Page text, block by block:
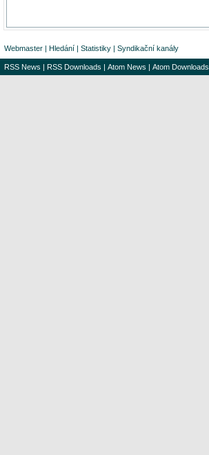
Webmaster | Hledání | Statistiky | Syndikační kanály
RSS News | RSS Downloads | Atom News | Atom Downloads